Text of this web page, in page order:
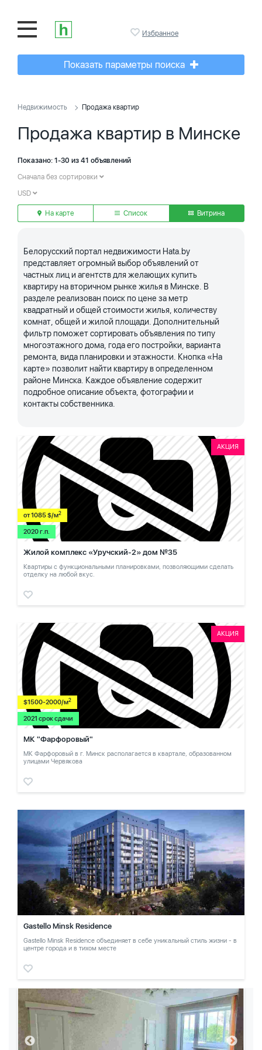
Избранное
Показать параметры поиска
Недвижимость Продажа квартир
Продажа квартир в Минске
Показано: 1-30 из 41 объявлений
Сначала без сортировки
USD
На карте Список Витрина
Белорусский портал недвижимости Hata.by
представляет огромный выбор объявлений от
частных лиц и агентств для желающих купить
квартиру на вторичном рынке жилья в Минске. В
разделе реализован поиск по цене за метр
квадратный и общей стоимости жилья, количеству
комнат, общей и жилой площади. Дополнительный
фильтр поможет сортировать объявления по типу
многоэтажного дома, года его постройки, варианта
ремонта, вида планировки и этажности. Кнопка «На
карте» позволит найти квартиру в определенном
районе Минска. Каждое объявление содержит
подробное описание объекта, фотографии и
контакты собственника.
АКЦИЯ
от 1085 $/м2
2020 г.п.
Жилой комплекс «Уручский-2» дом №35
Квартиры с функциональными планировками, позволяющими сделать
отделку на любой вкус.
АКЦИЯ
$1500-2000/м2
2021 срок сдачи
МК "Фарфоровый"
МК Фарфоровый в г. Минск располагается в квартале, образованном
улицами Червякова
Gastello Minsk Residence
Gastello Minsk Residence объединяет в себе уникальный стиль жизни - в
центре города и в тихом месте